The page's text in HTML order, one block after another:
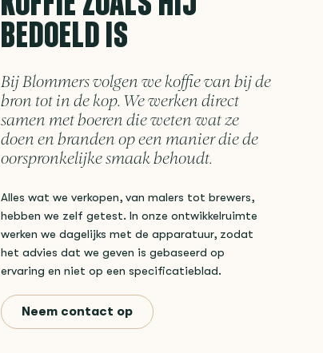
BEDOELD IS
Bij Blommers volgen we koffie van bij de
bron tot in de kop. We werken direct
samen met boeren die weten wat ze
doen en branden op een manier die de
oorspronkelijke smaak behoudt.
Alles wat we verkopen, van malers tot brewers,
hebben we zelf getest. In onze ontwikkelruimte
werken we dagelijks met de apparatuur, zodat
het advies dat we geven is gebaseerd op
ervaring en niet op een specificatieblad.
Neem contact op